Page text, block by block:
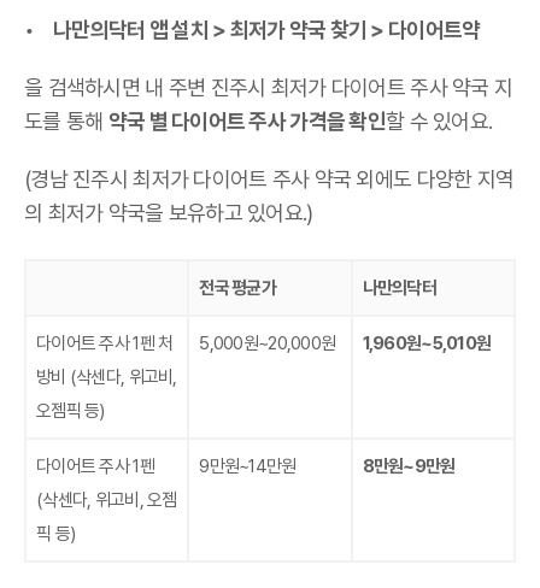
나만의닥터 앱 설치 > 최저가 약국 찾기 > 다이어트약
을 검색하시면 내 주변 진주시 최저가 다이어트 주사 약국 지
도를 통해 약국 별 다이어트 주사 가격을 확인할 수 있어요.
(경남 진주시 최저가 다이어트 주사 약국 외에도 다양한 지역
의 최저가 약국을 보유하고 있어요.)
전국 평균가 나만의닥터
다이어트 주사 1펜 처
방비 (삭센다, 위고비,
오젬픽 등)
5,000원~20,000원 1,960원~5,010원
다이어트 주사 1펜
(삭센다, 위고비, 오젬
픽 등)
9만원~14만원 8만원~9만원